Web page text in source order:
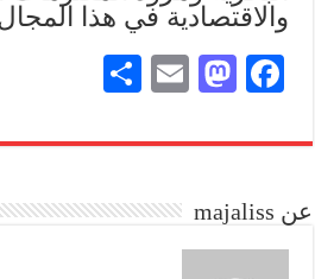
والاقتصادية في هذا
Fa
bo
M
to
n
E
ail
re
عن majaliss